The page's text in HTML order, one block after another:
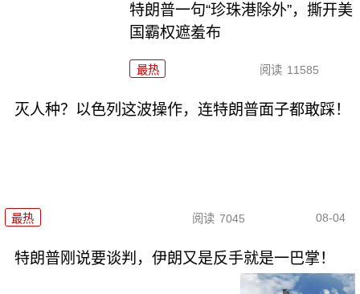
特朗普一句“珍珠港除外”，撕开美
国霸权遮羞布
最热 阅读 11585
灭人种？以色列这波操作，连特朗普面子都敢踩！
最热 阅读 7045 08-04
特朗普刚说要谈判，伊朗又是反手就是一巴掌！